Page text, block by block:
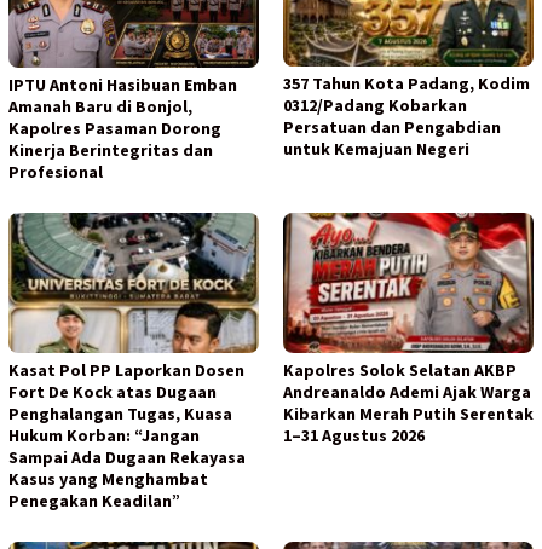
IPTU Antoni Hasibuan Emban
Amanah Baru di Bonjol,
Kapolres Pasaman Dorong
Kinerja Berintegritas dan
Profesional
357 Tahun Kota Padang, Kodim
0312/Padang Kobarkan
Persatuan dan Pengabdian
untuk Kemajuan Negeri
Kasat Pol PP Laporkan Dosen
Fort De Kock atas Dugaan
Penghalangan Tugas, Kuasa
Hukum Korban: “Jangan
Sampai Ada Dugaan Rekayasa
Kasus yang Menghambat
Penegakan Keadilan”
Kapolres Solok Selatan AKBP
Andreanaldo Ademi Ajak Warga
Kibarkan Merah Putih Serentak
1–31 Agustus 2026